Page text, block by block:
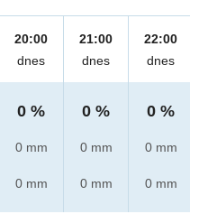
20:00
dnes
0 %
0 mm
0 mm
21:00
dnes
0 %
0 mm
0 mm
22:00
dnes
0 %
0 mm
0 mm